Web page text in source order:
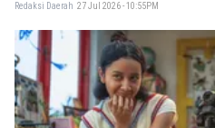
Redaksi Daerah 27 Jul 2026 - 10:55PM